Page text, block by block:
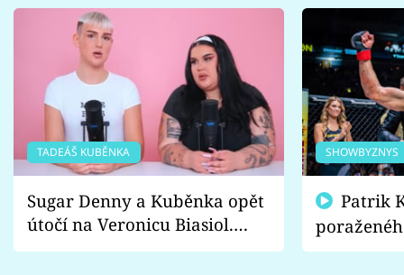
TADEÁŠ KUBĚNKA
Sugar Denny a Kuběnka opět
útočí na Veronicu Biasiol.
Proč je podle nich falešná a
SHOWBYZNYS
fanoušci